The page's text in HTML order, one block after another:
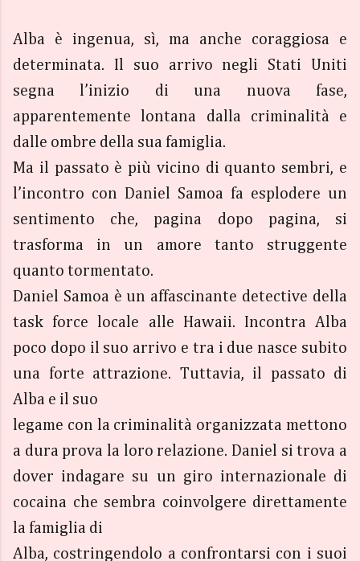
Alba è ingenua, sì, ma anche coraggiosa e
determinata. Il suo arrivo negli Stati Uniti
segna l’inizio di una nuova fase,
apparentemente lontana dalla criminalità e
dalle ombre della sua famiglia.
Ma il passato è più vicino di quanto sembri, e
l’incontro con Daniel Samoa fa esplodere un
sentimento che, pagina dopo pagina, si
trasforma in un amore tanto struggente
quanto tormentato.
Daniel Samoa è un affascinante detective della
task force locale alle Hawaii. Incontra Alba
poco dopo il suo arrivo e tra i due nasce subito
una forte attrazione. Tuttavia, il passato di
Alba e il suo
legame con la criminalità organizzata mettono
a dura prova la loro relazione. Daniel si trova a
dover indagare su un giro internazionale di
cocaina che sembra coinvolgere direttamente
la famiglia di
Alba, costringendolo a confrontarsi con i suoi